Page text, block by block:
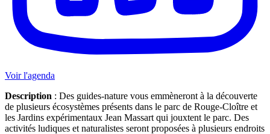
Voir l'agenda
Description : Des guides-nature vous emmèneront à la découverte
de plusieurs écosystèmes présents dans le parc de Rouge-Cloître et
les Jardins expérimentaux Jean Massart qui jouxtent le parc. Des
activités ludiques et naturalistes seront proposées à plusieurs endroits